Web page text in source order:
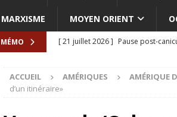
MARXISME MOYEN ORIENT
MÉMO [ 21 juillet 2026 ] Pause post-
[ 18 juillet 2026 ]
Israël-Palestine.
ACCUEIL AMÉRIQUES AMÉRIQUE
d’un itinéraire»